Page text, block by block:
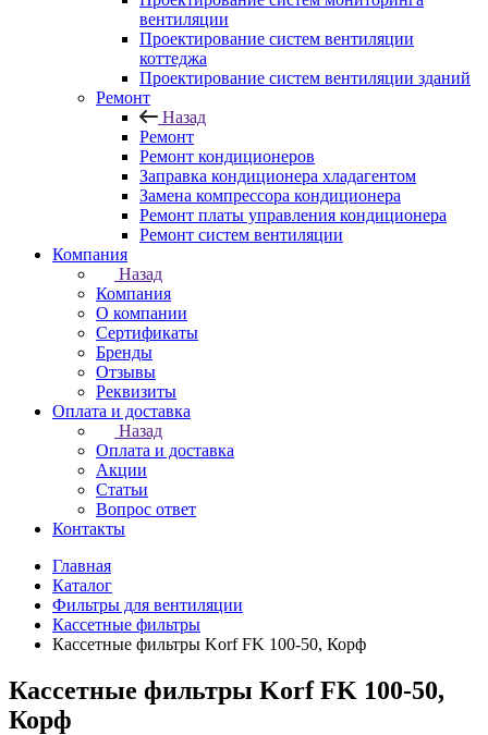
вентиляции
Проектирование систем вентиляции
коттеджа
Проектирование систем вентиляции зданий
Ремонт
Назад
Ремонт
Ремонт кондиционеров
Заправка кондиционера хладагентом
Замена компрессора кондиционера
Ремонт платы управления кондиционера
Ремонт систем вентиляции
Компания
Назад
Компания
О компании
Сертификаты
Бренды
Отзывы
Реквизиты
Оплата и доставка
Назад
Оплата и доставка
Акции
Статьи
Вопрос ответ
Контакты
Главная
Каталог
Фильтры для вентиляции
Кассетные фильтры
Кассетные фильтры Korf FK 100-50, Корф
Кассетные фильтры Korf FK 100-50,
Корф